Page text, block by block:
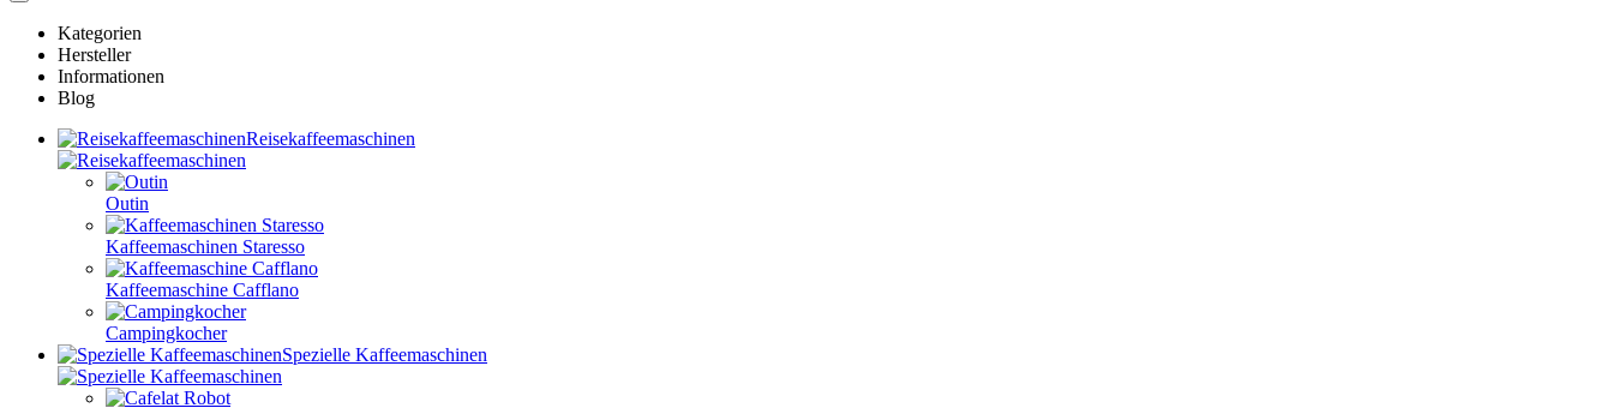
Kategorien
Hersteller
Informationen
Blog
Reisekaffeemaschinen
Outin
Kaffeemaschinen Staresso
Kaffeemaschine Cafflano
Campingkocher
Spezielle Kaffeemaschinen